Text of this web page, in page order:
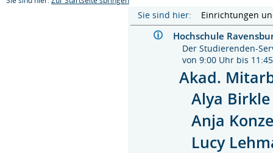
Sie sind hier: Einrichtungen
Hochschule
Der Studierenden-
von 9:00 Uhr bis
Akad.
Alya Birkle
Anja
Lucy